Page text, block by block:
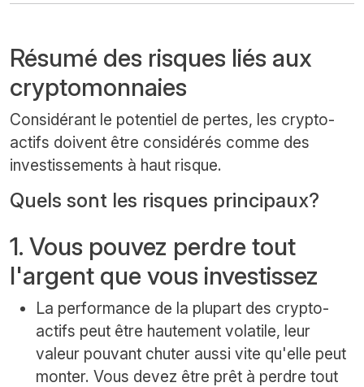
Résumé des risques liés aux
cryptomonnaies
Considérant le potentiel de pertes, les crypto-
actifs doivent être considérés comme des
investissements à haut risque.
Quels sont les risques principaux?
1. Vous pouvez perdre tout
l'argent que vous investissez
La performance de la plupart des crypto-
actifs peut être hautement volatile, leur
valeur pouvant chuter aussi vite qu'elle peut
monter. Vous devez être prêt à perdre tout